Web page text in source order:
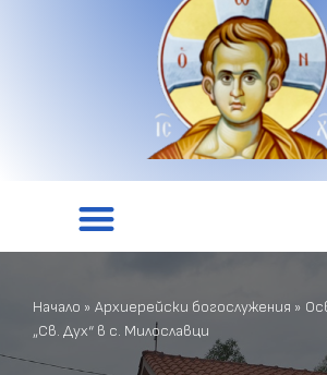
Начало » Архиерейски богослужения »
„Св. Дух“ в с. Милославци